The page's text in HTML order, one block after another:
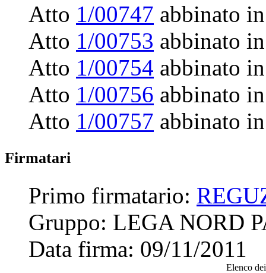
Atto 1/00747 abbinato
Atto 1/00753 abbinato
Atto 1/00754 abbinato
Atto 1/00756 abbinato
Atto 1/00757 abbinato
Firmatari
Primo firmatario:
Gruppo: LEGA NORD
Data firma: 09/11/2011
Elenco